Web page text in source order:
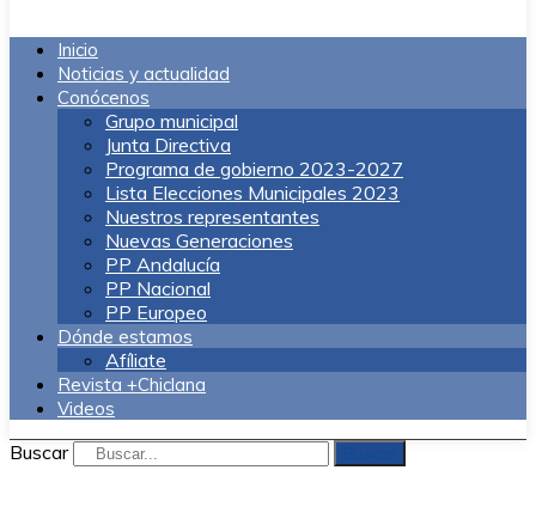
Inicio
Noticias y actualidad
Conócenos
Grupo municipal
Junta Directiva
Programa de gobierno 2023-2027
Lista Elecciones Municipales 2023
Nuestros representantes
Nuevas Generaciones
PP Andalucía
PP Nacional
PP Europeo
Dónde estamos
Afíliate
Revista +Chiclana
Videos
Buscar